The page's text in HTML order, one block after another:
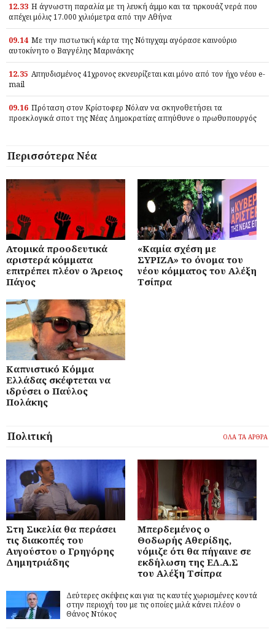
12.33 Η άγνωστη παραλία με τη λευκή άμμο και τα τιρκουάζ νερά που
απέχει μόλις 17.000 χιλιόμετρα από την Αθήνα
09.14 Με την πιστωτική κάρτα της Νότιγχαμ αγόρασε καινούριο
αυτοκίνητο ο Βαγγέλης Μαρινάκης
12.35 Απηυδισμένος 41χρονος εκνευρίζεται και μόνο από τον ήχο νέου e-
mail
09.16 Πρόταση στον Κρίστοφερ Νόλαν να σκηνοθετήσει τα
προεκλογικά σποτ της Νέας Δημοκρατίας απηύθυνε ο πρωθυπουργός
Περισσότερα Νέα
Ατομικά προοδευτικά
αριστερά κόμματα
επιτρέπει πλέον ο Άρειος
Πάγος
«Καμία σχέση με
ΣΥΡΙΖΑ» το όνομα του
νέου κόμματος του Αλέξη
Τσίπρα
Καπνιστικό Κόμμα
Ελλάδας σκέφτεται να
ιδρύσει ο Παύλος
Πολάκης
Πολιτική ΟΛΑ ΤΑ ΑΡΘΡΑ
Στη Σικελία θα περάσει
τις διακοπές του
Αυγούστου ο Γρηγόρης
Δημητριάδης
Μπερδεμένος ο
Θοδωρής Αθερίδης,
νόμιζε ότι θα πήγαινε σε
εκδήλωση της ΕΛ.Α.Σ
του Αλέξη Τσίπρα
Δεύτερες σκέψεις και για τις καυτές χωρισμένες κοντά
στην περιοχή του με τις οποίες μιλά κάνει πλέον ο
Θάνος Ντόκος